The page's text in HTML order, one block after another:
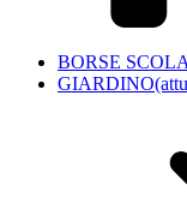
BORSE
GIARDINO